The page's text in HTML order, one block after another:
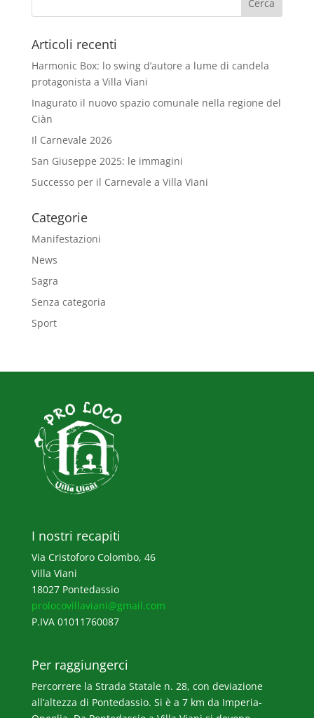
Articoli recenti
Harmonic Box: lo swing d’autore a lume di candela
protagonista a Villa Viani
Inagurato il nuovo spazio comunale nella regione del
Ciàn
Il Carnevale 2026
San Giuseppe 2025: le immagini
Successo per il Carnevale a Villa Viani
Categorie
Manifestazioni
News
Sagra
Senza categoria
Sport
I nostri recapiti
Via Cristoforo Colombo, 46
Villa Viani
18027 Pontedassio
prolocovillaviani@gmail.com
P.IVA 01011760087
Per raggiungerci
Percorrere la Strada Statale n. 28, con deviazione
all’altezza di Pontedassio. Si è a 7 km da Imperia-